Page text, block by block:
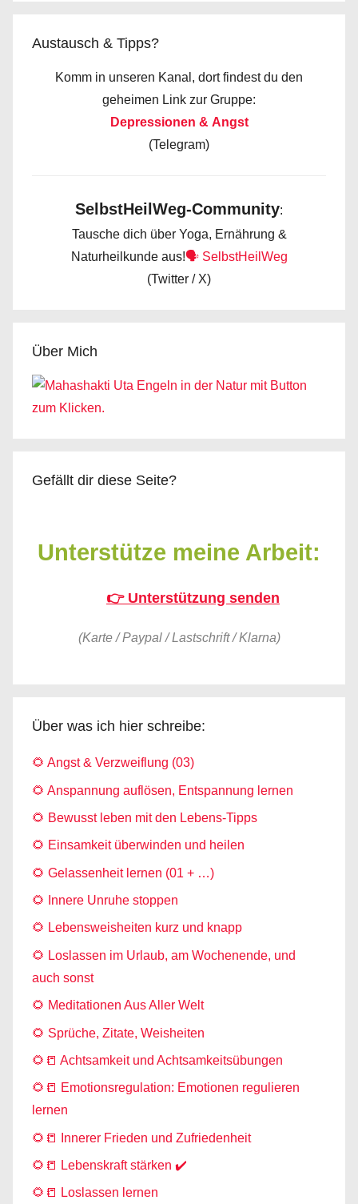
Austausch & Tipps?
Komm in unseren Kanal, dort findest du den
geheimen Link zur Gruppe:
Depressionen & Angst
(Telegram)
SelbstHeilWeg-Community:
Tausche dich über Yoga, Ernährung &
Naturheilkunde aus!🗣️ SelbstHeilWeg
(Twitter / X)
Über Mich
Gefällt dir diese Seite?
Unterstütze meine Arbeit:
👉 Unterstützung senden
(Karte / Paypal / Lastschrift / Klarna)
Über was ich hier schreibe:
🌻 Angst & Verzweiflung (03)
🌻 Anspannung auflösen, Entspannung lernen
🌻 Bewusst leben mit den Lebens-Tipps
🌻 Einsamkeit überwinden und heilen
🌻 Gelassenheit lernen (01 + …)
🌻 Innere Unruhe stoppen
🌻 Lebensweisheiten kurz und knapp
🌻 Loslassen im Urlaub, am Wochenende, und
auch sonst
🌻 Meditationen Aus Aller Welt
🌻 Sprüche, Zitate, Weisheiten
🌻📒 Achtsamkeit und Achtsamkeitsübungen
🌻📒 Emotionsregulation: Emotionen regulieren
lernen
🌻📒 Innerer Frieden und Zufriedenheit
🌻📒 Lebenskraft stärken ✔️
🌻📒 Loslassen lernen